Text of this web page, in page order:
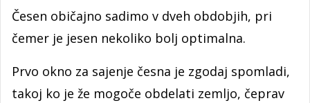
Česen običajno sadimo v dveh obdobjih, pri
čemer je jesen nekoliko bolj optimalna.
Prvo okno za sajenje česna je zgodaj spomladi,
takoj ko je že mogoče obdelati zemljo, čeprav